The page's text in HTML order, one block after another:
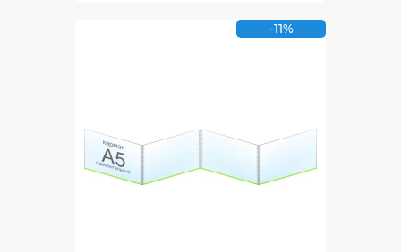
-11%